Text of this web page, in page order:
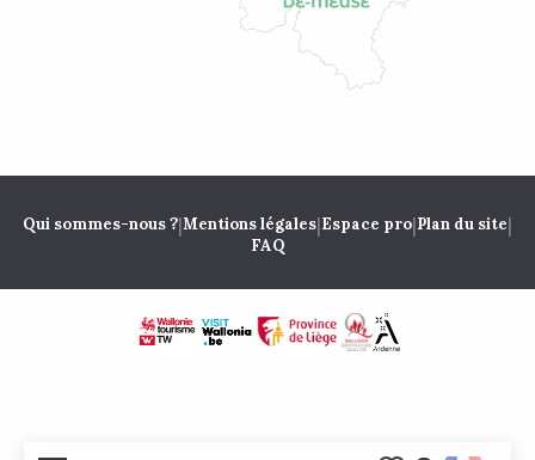
Qui sommes-nous ?|Mentions légales|Espace pro|Plan du site|
FAQ